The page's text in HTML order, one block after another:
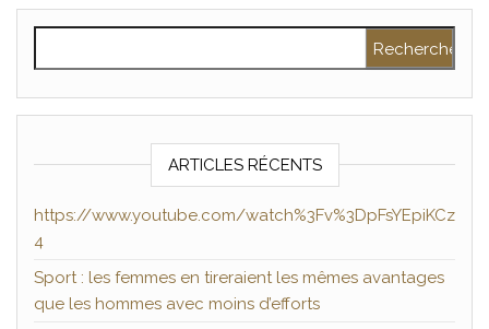
ARTICLES RÉCENTS
https://www.youtube.com/watch%3Fv%3DpFsYEpiKCz
4
Sport : les femmes en tireraient les mêmes avantages
que les hommes avec moins d’efforts